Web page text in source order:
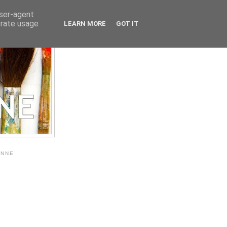
agent
usage
LEARN MORE GOT IT